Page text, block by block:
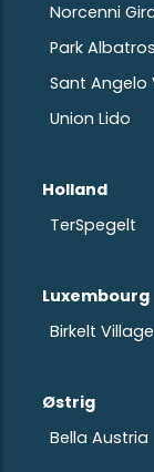
Norcenni
Park Albatros
Sant Angelo
Union Lido
Holland
TerSpegelt
Luxembourg
Birkelt Village
Østrig
Bella Austria